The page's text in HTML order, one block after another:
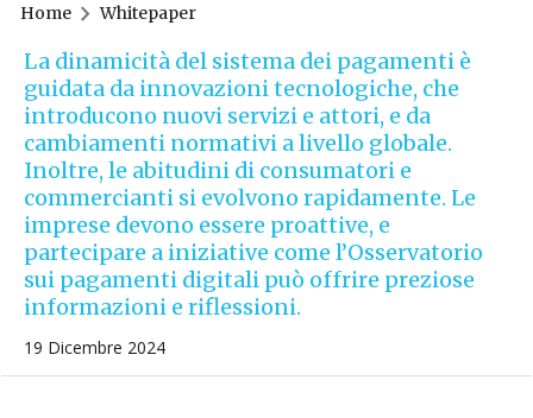
Home Whitepaper
La dinamicità del sistema dei pagamenti è
guidata da innovazioni tecnologiche, che
introducono nuovi servizi e attori, e da
cambiamenti normativi a livello globale.
Inoltre, le abitudini di consumatori e
commercianti si evolvono rapidamente. Le
imprese devono essere proattive, e
partecipare a iniziative come l’Osservatorio
sui pagamenti digitali può offrire preziose
informazioni e riflessioni.
19 Dicembre 2024